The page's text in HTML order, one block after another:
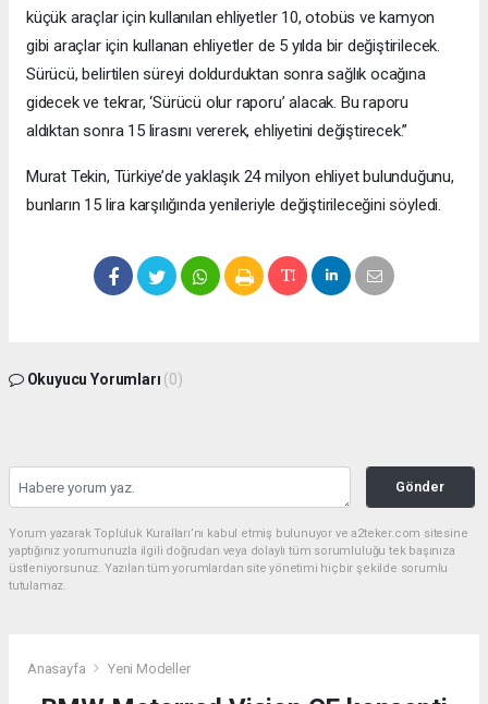
küçük araçlar için kullanılan ehliyetler 10, otobüs ve kamyon
gibi araçlar için kullanan ehliyetler de 5 yılda bir değiştirilecek.
Sürücü, belirtilen süreyi doldurduktan sonra sağlık ocağına
gidecek ve tekrar, ‘Sürücü olur raporu’ alacak. Bu raporu
aldıktan sonra 15 lirasını vererek, ehliyetini değiştirecek.”
Murat Tekin, Türkiye’de yaklaşık 24 milyon ehliyet bulunduğunu,
bunların 15 lira karşılığında yenileriyle değiştirileceğini söyledi.
Okuyucu Yorumları (0)
Gönder
Yorum yazarak Topluluk Kuralları’nı kabul etmiş bulunuyor ve a2teker.com sitesine
yaptığınız yorumunuzla ilgili doğrudan veya dolaylı tüm sorumluluğu tek başınıza
üstleniyorsunuz. Yazılan tüm yorumlardan site yönetimi hiçbir şekilde sorumlu
tutulamaz.
Anasayfa Yeni Modeller